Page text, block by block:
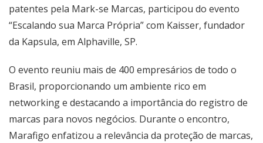
patentes pela Mark-se Marcas, participou do evento
“Escalando sua Marca Própria” com Kaisser, fundador
da Kapsula, em Alphaville, SP.
O evento reuniu mais de 400 empresários de todo o
Brasil, proporcionando um ambiente rico em
networking e destacando a importância do registro de
marcas para novos negócios. Durante o encontro,
Marafigo enfatizou a relevância da proteção de marcas,